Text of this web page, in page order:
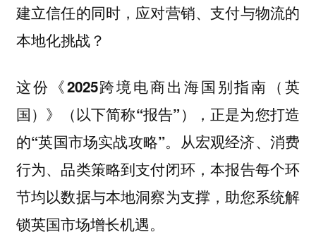
建立信任的同时，应对营销、支付与物流的
本地化挑战？
这份《2025跨境电商出海国别指南（英
国）》（以下简称“报告”），正是为您打造
的“英国市场实战攻略”。 从宏观经济、消费
行为、品类策略到支付闭环，本报告每个环
节均以数据与本地洞察为支撑，助您系统解
锁英国市场增长机遇。